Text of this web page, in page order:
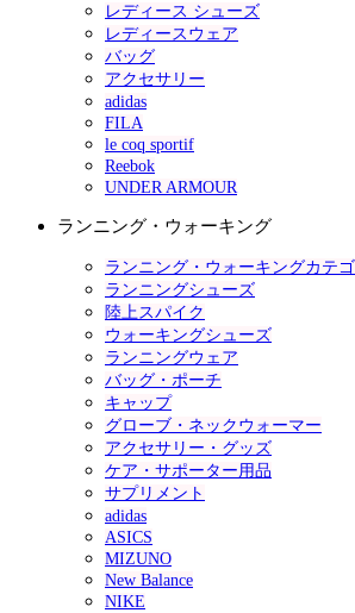
レディース シューズ
レディースウェア
バッグ
アクセサリー
adidas
FILA
le coq sportif
Reebok
UNDER ARMOUR
ランニング・ウォーキング
ランニング・ウォーキングカテ
ランニングシューズ
陸上スパイク
ウォーキングシューズ
ランニングウェア
バッグ・ポーチ
キャップ
グローブ・ネックウォーマー
アクセサリー・グッズ
ケア・サポーター用品
サプリメント
adidas
ASICS
MIZUNO
New Balance
NIKE